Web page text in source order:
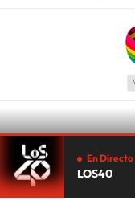
En Directo
LOS40